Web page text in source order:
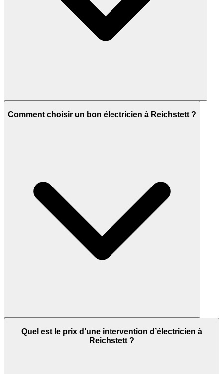
Comment choisir un bon électricien à Reichstett ?
Quel est le prix d’une intervention d’électricien à
Reichstett ?